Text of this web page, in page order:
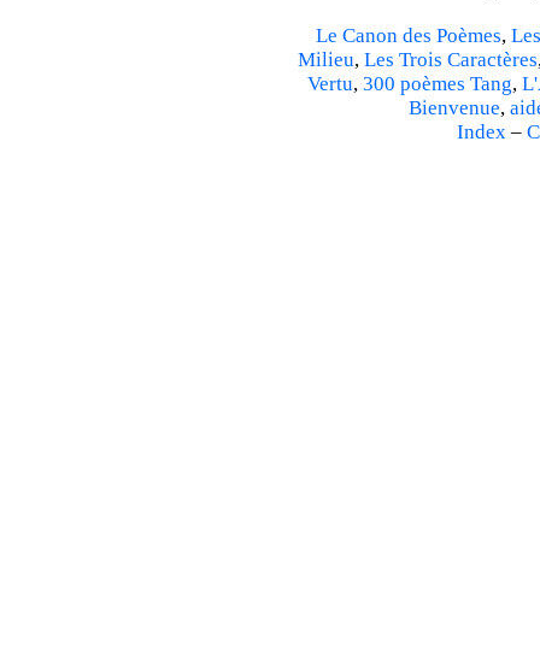
Le Canon des Poèmes,
Milieu, Les Trois Caractères
Vertu, 300 poèmes Tang,
Bienvenue,
Index–